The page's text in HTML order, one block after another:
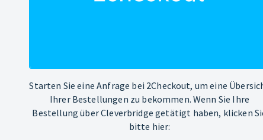
Starten Sie eine Anfrage bei 2Checkout, um eine
Ihrer Bestellungen zu bekommen. Wenn Sie Ihre
Bestellung über Cleverbridge getätigt haben, klicken
bitte hier: